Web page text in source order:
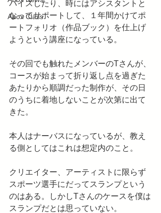
Abox Class
バイスしたり、時にはアシスタントと
なってサポートして、１年間かけてポ
ートフォリオ（作品ブック）を仕上げ
ようという講座になっている。
その回でも触れたメンバーのTさんが、
コースが始まって折り返し点を過ぎた
あたりから順調だった制作が、その日
のうちに着地しないことが次第に出て
きた。
本人はナーバスになっているが、教え
る側としてはこれは想定内のこと。
クリエイター、アーティストに限らず
スポーツ選手にだってスランプという
のはある。しかしTさんのケースを僕は
スランプだとは思っていない。